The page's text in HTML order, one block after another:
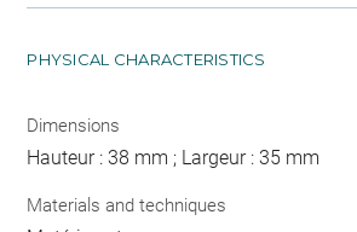
PHYSICAL CHARACTERISTICS
Dimensions
Hauteur : 38 mm ; Largeur : 35 mm
Materials and techniques